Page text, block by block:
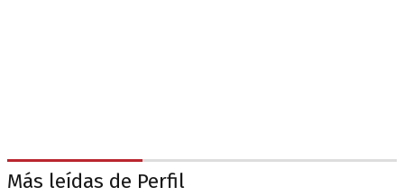
Más leídas de Perfil